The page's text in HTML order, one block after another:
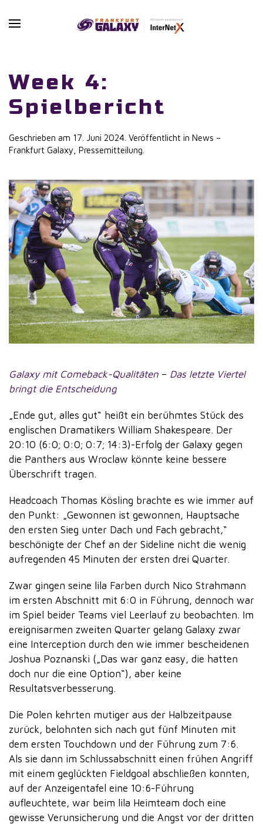
Skip to main content
Week 4:
Spielbericht
Geschrieben am 17. Juni 2024 . Veröffentlicht in News –
Frankfurt Galaxy Pressemitteilung
Galaxy mit Comeback-Qualitäten – Das letzte Viertel
bringt die Entscheidung
„Ende gut, alles gut“ heißt ein berühmtes Stück des
englischen Dramatikers William Shakespeare. Der
20:10 (6:0; 0:0; 0:7; 14:3)-Erfolg der Galaxy gegen
die Panthers aus Wroclaw könnte keine bessere
Überschrift tragen.
Headcoach Thomas Kösling brachte es wie immer auf
den Punkt: „Gewonnen ist gewonnen, Hauptsache
den ersten Sieg unter Dach und Fach gebracht,“
beschönigte der Chef an der Sideline nicht die wenig
aufregenden 45 Minuten der ersten drei Quarter.
Zwar gingen seine lila Farben durch Nico Strahmann
im ersten Abschnitt mit 6:0 in Führung, dennoch war
im Spiel beider Teams viel Leerlauf zu beobachten. Im
ereignisarmen zweiten Quarter gelang Galaxy zwar
eine Interception durch den wie immer bescheidenen
Joshua Poznanski („Das war ganz easy, die hatten
doch nur die eine Option“), aber keine
Resultatsverbesserung.
Die Polen kehrten mutiger aus der Halbzeitpause
zurück, belohnten sich nach gut fünf Minuten mit
dem ersten Touchdown und der Führung zum 7:6.
Als sie dann im Schlussabschnitt einen frühen Angriff
mit einem geglückten Fieldgoal abschließen konnten,
auf der Anzeigentafel eine 10:6-Führung
aufleuchtete, war beim lila Heimteam doch eine
gewisse Verunsicherung und die Angst vor der dritten